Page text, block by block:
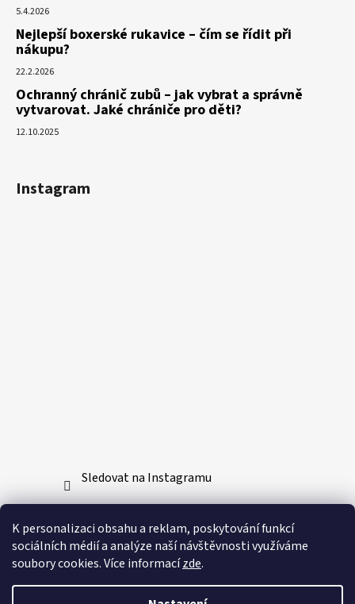
K personalizaci obsahu a reklam, poskytování funkcí
sociálních médií a analýze naší návštěvnosti využíváme
soubory cookies. Více informacízde.
5.4.2026
Nejlepší boxerské rukavice – čím se řídit při
nákupu?
22.2.2026
Ochranný chránič zubů – jak vybrat a správně
vytvarovat. Jaké chrániče pro děti?
12.10.2025
Instagram
Sledovat na Instagramu
Přijímáme online platby